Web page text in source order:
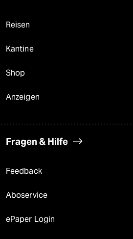
Reisen
Kantine
Shop
Anzeigen
Fragen & Hilfe
Feedback
Aboservice
ePaper Login